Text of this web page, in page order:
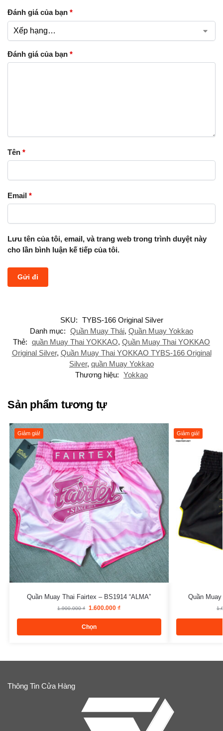
Đánh giá của bạn *
Đánh giá của bạn *
Tên *
Email *
Lưu tên của tôi, email, và trang web trong trình duyệt này
cho lần bình luận kế tiếp của tôi.
SKU: TYBS-166 Original Silver
Danh mục: Quần Muay Thái, Quần Muay Yokkao
Thẻ: quần Muay Thai YOKKAO, Quần Muay Thai YOKKAO
Original Silver, Quần Muay Thai YOKKAO TYBS-166 Original
Silver, quần Muay Yokkao
Thương hiệu: Yokkao
Sản phẩm tương tự
Giảm giá!
Quần Muay Thai Fairtex – BS1914 “ALMA”
1.900.000₫ 1.600.000₫
Chọn
Giảm giá!
Quần
Thông Tin Cửa Hàng